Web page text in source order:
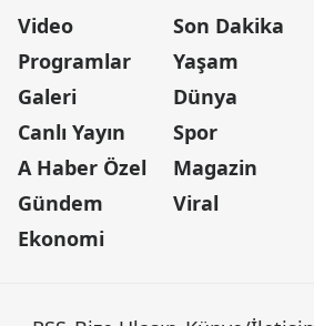
Video
Programlar
Galeri
Canlı Yayın
A Haber Özel
Gündem
Ekonomi
Son Dakika
Yaşam
Dünya
Spor
Magazin
Viral